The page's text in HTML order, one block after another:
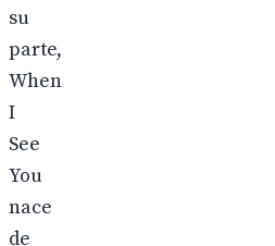
su
parte,
When
I
See
You
nace
de